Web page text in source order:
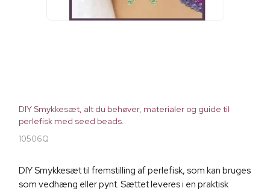
DIY Smykkesæt, alt du behøver, materialer og guide til
perlefisk med seed beads.
10506Q
DIY Smykkesæt til fremstilling af perlefisk, som kan bruges
som vedhæng eller pynt. Sættet leveres i en praktisk